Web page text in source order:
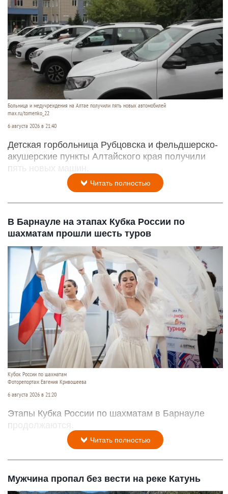
Больница и медучреждения на Алтае получили пять новых автомобилей
max.ru/tomenko_22
6 августа 2026 в 21:40
Детская горбольница Рубцовска и фельдшерско-
акушерские пункты Алтайского края получили
пять новых машин.
Читать полностью
В Барнауле на этапах Кубка России по
шахматам прошли шесть туров
Кубок России по шахматам
Фоторепортаж Евгения Кривошеева
6 августа 2026 в 21:20
Этапы Кубка России по шахматам в Барнауле
продолжаются.
Читать полностью
Мужчина пропал без вести на реке Катунь